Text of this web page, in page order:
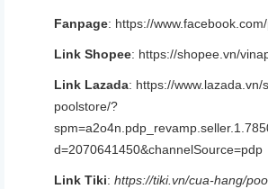
Fanpage: https://
Link Shopee: https://shopee.vn/
Link Lazada: https://
poolstore/?
d=2070641450&channelSource=pdp
Link Tiki: https://tiki.vn/cua-hang/